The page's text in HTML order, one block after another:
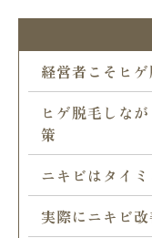
経営者こそヒ
ヒゲ脱毛しな
策
ニキビはタイ
実際にニキビ